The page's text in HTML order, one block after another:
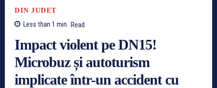
DIN JUDET
Less than 1 min. Read
Impact violent pe DN15!
Microbuz și autoturism
implicate într-un accident cu